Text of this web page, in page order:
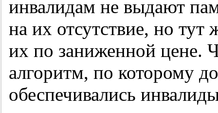
инвалидам не выдают
на их отсутствие, но тут
их по заниженной цене.
алгоритм, по которому
обеспечивались